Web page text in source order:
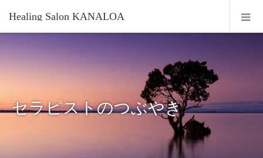
Healing Salon KANALOA
セラピストのつぶやき